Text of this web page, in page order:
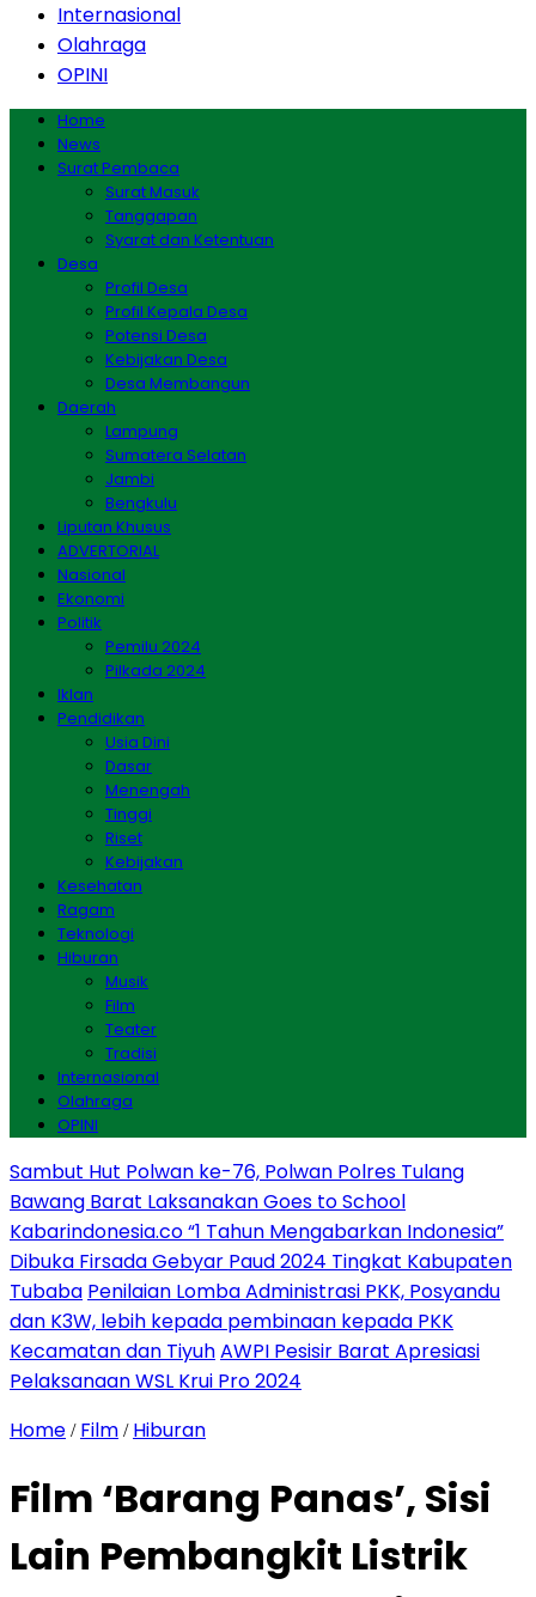
Internasional
Olahraga
OPINI
Home
News
Surat Pembaca
Surat Masuk
Tanggapan
Syarat dan Ketentuan
Desa
Profil Desa
Profil Kepala Desa
Potensi Desa
Kebijakan Desa
Desa Membangun
Daerah
Lampung
Sumatera Selatan
Jambi
Bengkulu
Liputan Khusus
ADVERTORIAL
Nasional
Ekonomi
Politik
Pemilu 2024
Pilkada 2024
Iklan
Pendidikan
Usia Dini
Dasar
Menengah
Tinggi
Riset
Kebijakan
Kesehatan
Ragam
Teknologi
Hiburan
Musik
Film
Teater
Tradisi
Internasional
Olahraga
OPINI
Sambut Hut Polwan ke-76, Polwan Polres Tulang
Bawang Barat Laksanakan Goes to School
Kabarindonesia.co “1 Tahun Mengabarkan Indonesia”
Dibuka Firsada Gebyar Paud 2024 Tingkat Kabupaten
Tubaba Penilaian Lomba Administrasi PKK, Posyandu
dan K3W, lebih kepada pembinaan kepada PKK
Kecamatan dan TiyuhAWPI Pesisir Barat Apresiasi
Pelaksanaan WSL Krui Pro 2024
Home / Film / Hiburan
Film ‘Barang Panas’, Sisi
Lain Pembangkit Listrik